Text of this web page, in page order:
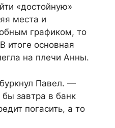
«достойную»
места и
графиком, то
итоге основная
на плечи Анны.
Павел. —
завтра в банк
погасить, а то